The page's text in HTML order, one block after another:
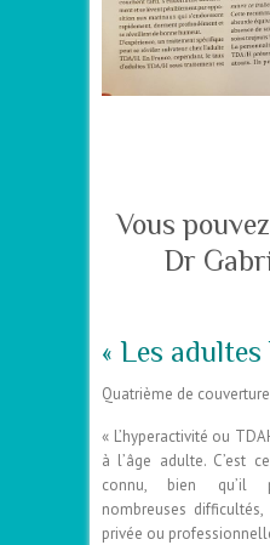
Vous
Dr
« Les
Quatrième de couverture
« L’hyperactivité ou
à l’âge adulte. C’est
connu, bien qu’il
nombreuses
privée ou